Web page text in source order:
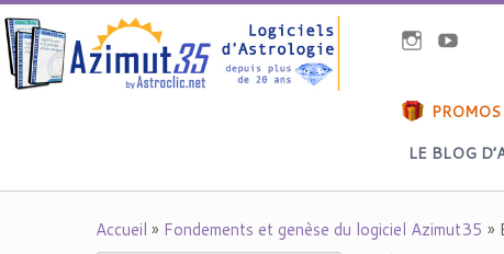
PROMOS
LE BLOG
Accueil » Fondements et genèse du logiciel Azimut35 »